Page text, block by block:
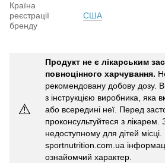
Країна
реєстрації
бренду
США
⚠️
Продукт не є лікарським
повноцінного харчування.
рекомендовану добову дозу.
з інструкцією виробника, яка
або всередині неї. Перед
проконсультуйтеся з лікарем.
недоступному для дітей
sportnutrition.com.ua
ознайомчий характер.